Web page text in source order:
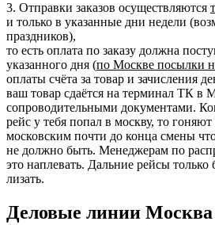
3. Отправки заказов осуществляются
и только в указанные дни недели
праздников),
то есть оплата по заказу должна
указанного дня (по Москве посылки
оплаты счёта за товар и зачисления
ваш товар сдаётся на терминал ТК в
сопроводительными документами.
рейс у тебя попал в москву, то
московским почти до конца смены
не должно быть. Менеджерам по
это наплевать. Дальние рейсы
лизать.
Деловые линии